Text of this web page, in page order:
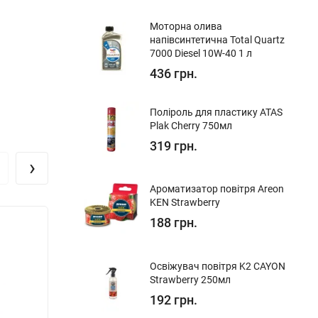
›
Моторна олива
напівсинтетична Total Quartz
7000 Diesel 10W-40 1 л
436 грн.
Поліроль для пластику ATAS
Plak Cherry 750мл
319 грн.
Ароматизатор повітря Areon
KEN Strawberry
188 грн.
Освіжувач повітря K2 CAYON
Strawberry 250мл
192 грн.